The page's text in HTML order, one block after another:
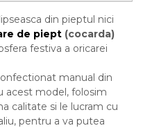
din pieptul nici
de piept (cocarda)
festiva a oricarei
manual din
acest model, folosim
calitate si le lucram cu
pentru a va putea